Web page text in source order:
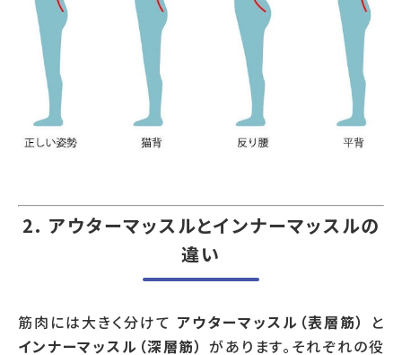
2. アウターマッスルとインナーマッスルの
違い
筋肉には大きく分けて アウターマッスル（表層筋）
と
インナーマッスル（深層筋） があります。それぞれの役